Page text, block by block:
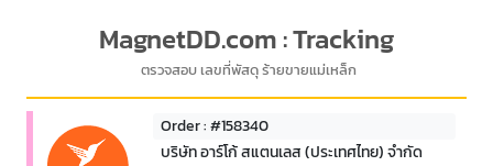
MagnetDD.com : Tracking
ตรวจสอบ เลขที่พัสดุ ร้ายขายแม่เหล็ก
Order : #158340
บริษัท อาร์โก้ สแตนเลส (ประเทศไทย) จำกัด